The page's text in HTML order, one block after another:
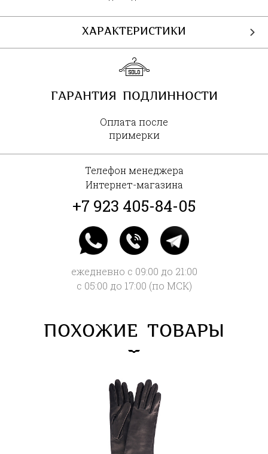
ХАРАКТЕРИСТИКИ
ГАРАНТИЯ ПОДЛИННОСТИ
Оплата после
примерки
Телефон менеджера
Интернет-магазина
+7 923 405-84-05
ежедневно с 09:00 до 21:00
с 05:00 до 17:00 (по МСК)
ПОХОЖИЕ ТОВАРЫ